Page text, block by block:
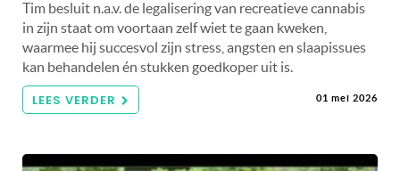
Tim besluit n.a.v. de legalisering van recreatieve cannabis
in zijn staat om voortaan zelf wiet te gaan kweken,
waarmee hij succesvol zijn stress, angsten en slaapissues
kan behandelen én stukken goedkoper uit is.
LEES VERDER 01 mei 2026